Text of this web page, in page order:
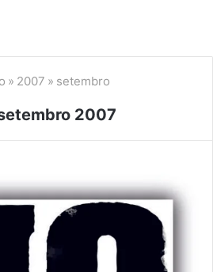
» 2007 » setembro
2007